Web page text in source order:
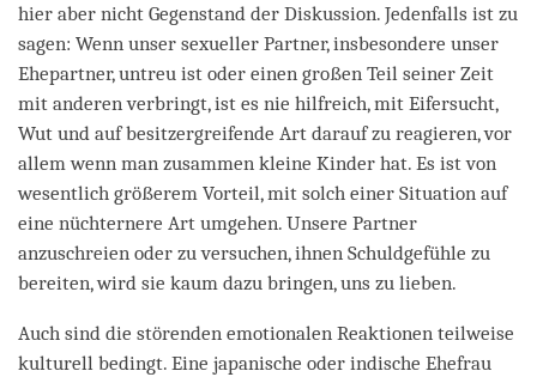
hier aber nicht Gegenstand der Diskussion. Jedenfalls ist zu
sagen: Wenn unser sexueller Partner, insbesondere unser
Ehepartner, untreu ist oder einen großen Teil seiner Zeit
mit anderen verbringt, ist es nie hilfreich, mit Eifersucht,
Wut und auf besitzergreifende Art darauf zu reagieren, vor
allem wenn man zusammen kleine Kinder hat. Es ist von
wesentlich größerem Vorteil, mit solch einer Situation auf
eine nüchternere Art umgehen. Unsere Partner
anzuschreien oder zu versuchen, ihnen Schuldgefühle zu
bereiten, wird sie kaum dazu bringen, uns zu lieben.
Auch sind die störenden emotionalen Reaktionen teilweise
kulturell bedingt. Eine japanische oder indische Ehefrau